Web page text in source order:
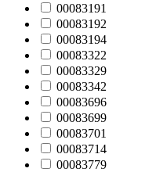
00083191
00083192
00083194
00083322
00083329
00083342
00083696
00083699
00083701
00083714
00083779